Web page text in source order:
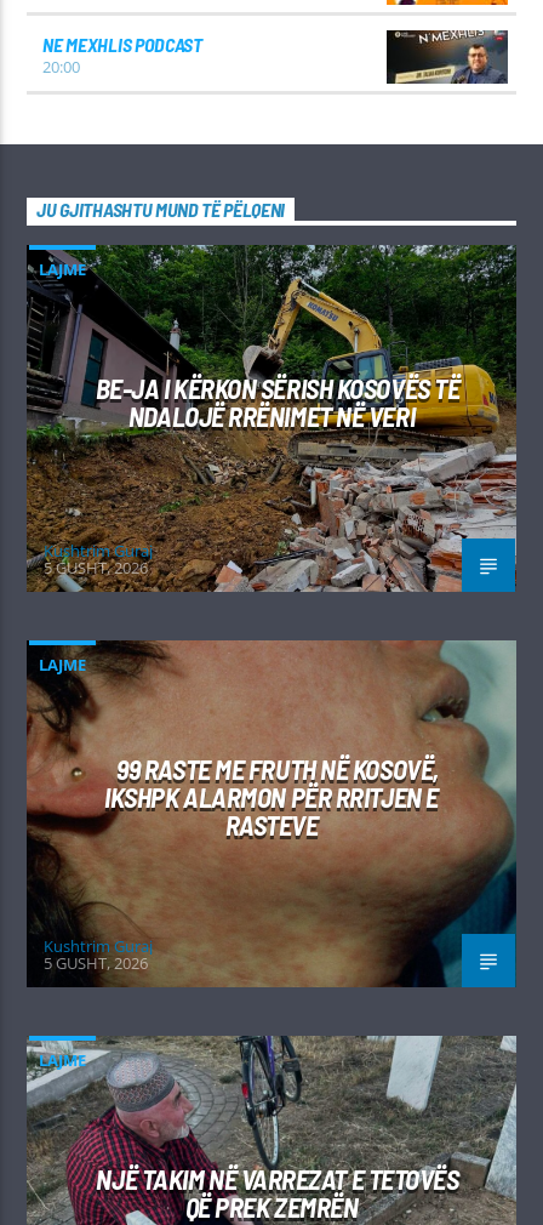
NE MEXHLIS PODCAST
20:00
JU GJITHASHTU MUND TË PËLQENI
LAJME
BE-JA I KËRKON SËRISH KOSOVËS TË
NDALOJË RRËNIMET NË VERI
Kushtrim Guraj
5 GUSHT, 2026
LAJME
99 RASTE ME FRUTH NË KOSOVË,
IKSHPK ALARMON PËR RRITJEN E
RASTEVE
Kushtrim Guraj
5 GUSHT, 2026
LAJME
NJË TAKIM NË VARREZAT E TETOVËS
QË PREK ZEMRËN